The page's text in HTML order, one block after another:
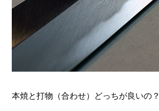
本焼と打物（合わせ）どっちが良いの？